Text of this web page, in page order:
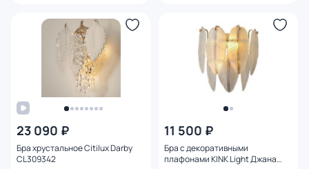
23 090 ₽
Бра хрустальное Citilux Darby
CL309342
11 500 ₽
Бра с декоративными
плафонами KINK Light Джана